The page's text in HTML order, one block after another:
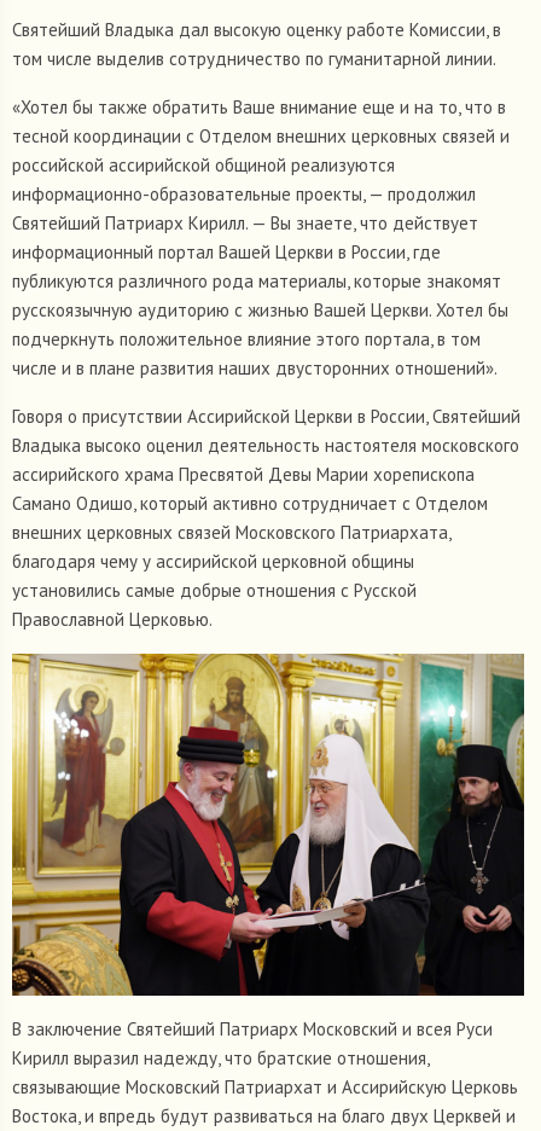
Святейший Владыка дал высокую оценку работе Комиссии, в
том числе выделив сотрудничество по гуманитарной линии.
«Хотел бы также обратить Ваше внимание еще и на то, что в
тесной координации с Отделом внешних церковных связей и
российской ассирийской общиной реализуются
информационно-образовательные проекты, — продолжил
Святейший Патриарх Кирилл. — Вы знаете, что действует
информационный портал Вашей Церкви в России, где
публикуются различного рода материалы, которые знакомят
русскоязычную аудиторию с жизнью Вашей Церкви. Хотел бы
подчеркнуть положительное влияние этого портала, в том
числе и в плане развития наших двусторонних отношений».
Говоря о присутствии Ассирийской Церкви в России, Святейший
Владыка высоко оценил деятельность настоятеля московского
ассирийского храма Пресвятой Девы Марии хорепископа
Самано Одишо, который активно сотрудничает с Отделом
внешних церковных связей Московского Патриархата,
благодаря чему у ассирийской церковной общины
установились самые добрые отношения с Русской
Православной Церковью.
В заключение Святейший Патриарх Московский и всея Руси
Кирилл выразил надежду, что братские отношения,
связывающие Московский Патриархат и Ассирийскую Церковь
Востока, и впредь будут развиваться на благо двух Церквей и